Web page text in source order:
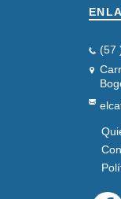
(57
DE
REDES